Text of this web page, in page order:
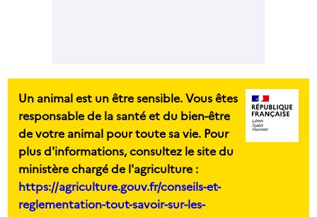
Un animal est un être sensible. Vous êtes
responsable de la santé et du bien-être
de votre animal pour toute sa vie. Pour
plus d'informations, consultez le site du
ministère chargé de l'agriculture :
https://agriculture.gouv.fr/conseils-et-
reglementation-tout-savoir-sur-les-